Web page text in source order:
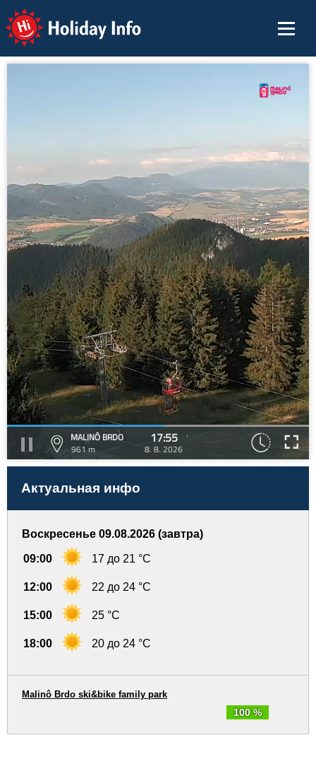
Holiday Info
MALINÔ BRDO
961 m
17:55
8. 8. 2026
Актуальная инфо
Воскресенье 09.08.2026 (завтра)
09:00 17 до 21 °C
12:00 22 до 24 °C
15:00 25 °C
18:00 20 до 24 °C
100 %
Malinô Brdo ski&bike family park